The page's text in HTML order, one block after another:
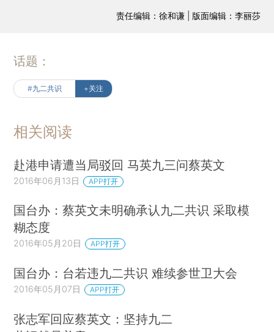
责任编辑：徐和谦 | 版面编辑：李丽莎
话题：
#九二共识 +关注
相关阅读
赴港申请遭当局驳回 马英九三问蔡英文
2016年06月13日 APP打开
国台办：蔡英文未明确承认九二共识 采取模
糊态度
2016年05月20日 APP打开
国台办：台若违九二共识 难续参世卫大会
2016年05月07日 APP打开
张志军回应蔡英文：坚持九二